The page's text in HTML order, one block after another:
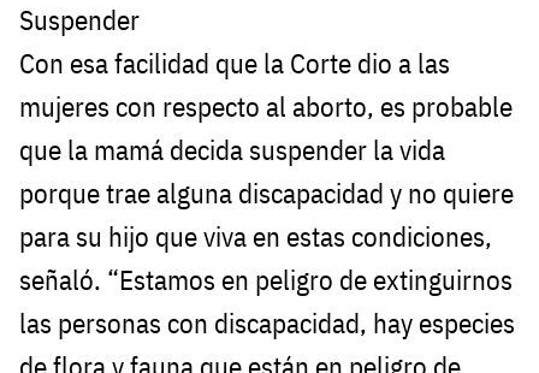
Suspender
Con esa facilidad que la Corte dio a las
mujeres con respecto al aborto, es probable
que la mamá decida suspender la vida
porque trae alguna discapacidad y no quiere
para su hijo que viva en estas condiciones,
señaló. “Estamos en peligro de extinguirnos
las personas con discapacidad, hay especies